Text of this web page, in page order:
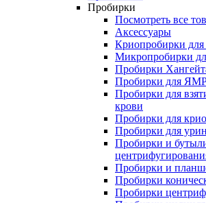
Пробирки
Посмотреть все
Аксессуары
Криопробирки
Микропробирки
Пробирки
Пробирки для
Пробирки для
крови
Пробирки для
Пробирки для
Пробирки и
Пробирки и
Пробирки
Пробирки